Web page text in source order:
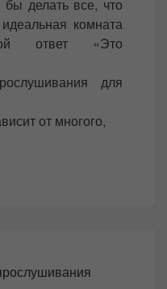
делать все, что
комната
ответ «Это
для
от многого,